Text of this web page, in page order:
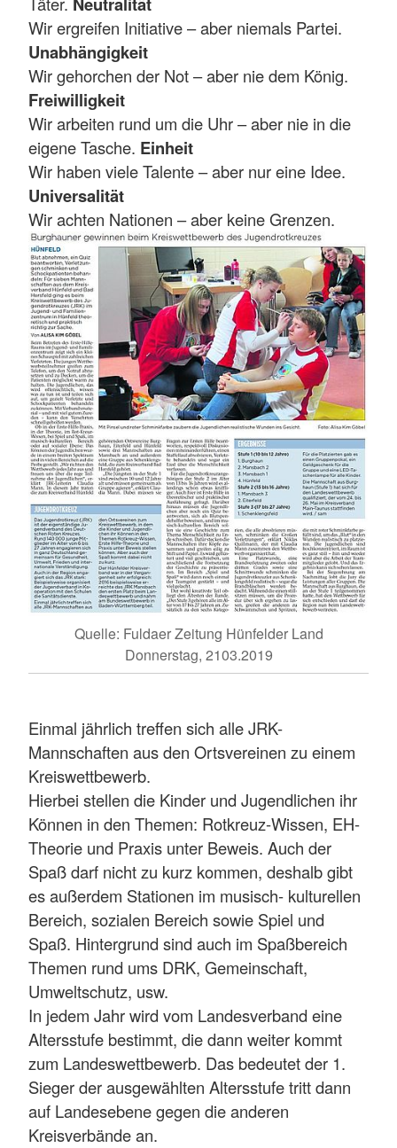
Wir ergreifen Initiative – aber niemals Partei.
Unabhängigkeit
Wir gehorchen der Not – aber nie dem König.
Freiwilligkeit
Wir arbeiten rund um die Uhr – aber nie in die
eigene Tasche. Einheit
Wir haben viele Talente – aber nur eine Idee.
Universalität
Wir achten Nationen – aber keine Grenzen.
Quelle: Fuldaer Zeitung Hünfelder Land
Donnerstag, 2103.2019
Einmal jährlich treffen sich alle JRK-
Mannschaften aus den Ortsvereinen zu einem
Kreiswettbewerb.
Hierbei stellen die Kinder und Jugendlichen ihr
Können in den Themen: Rotkreuz-Wissen, EH-
Theorie und Praxis unter Beweis. Auch der
Spaß darf nicht zu kurz kommen, deshalb gibt
es außerdem Stationen im musisch- kulturellen
Bereich, sozialen Bereich sowie Spiel und
Spaß. Hintergrund sind auch im Spaßbereich
Themen rund ums DRK, Gemeinschaft,
Umweltschutz, usw.
In jedem Jahr wird vom Landesverband eine
Altersstufe bestimmt, die dann weiter kommt
zum Landeswettbewerb. Das bedeutet der 1.
Sieger der ausgewählten Altersstufe tritt dann
auf Landesebene gegen die anderen
Kreisverbände an.